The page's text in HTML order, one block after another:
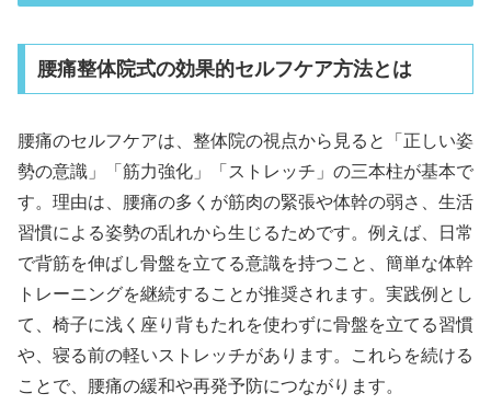
腰痛整体院式の効果的セルフケア方法とは
腰痛のセルフケアは、整体院の視点から見ると「正しい姿
勢の意識」「筋力強化」「ストレッチ」の三本柱が基本で
す。理由は、腰痛の多くが筋肉の緊張や体幹の弱さ、生活
習慣による姿勢の乱れから生じるためです。例えば、日常
で背筋を伸ばし骨盤を立てる意識を持つこと、簡単な体幹
トレーニングを継続することが推奨されます。実践例とし
て、椅子に浅く座り背もたれを使わずに骨盤を立てる習慣
や、寝る前の軽いストレッチがあります。これらを続ける
ことで、腰痛の緩和や再発予防につながります。